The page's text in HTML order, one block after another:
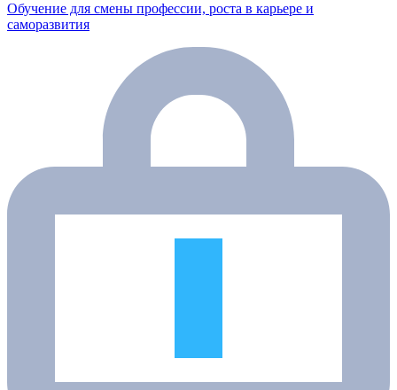
Обучение для смены профессии, роста в карьере и
саморазвития